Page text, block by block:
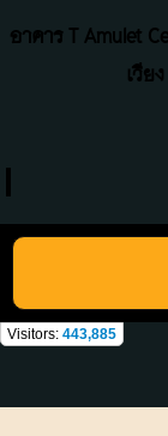
อาคาร T Amulet
เวี
Visitors: 443,885